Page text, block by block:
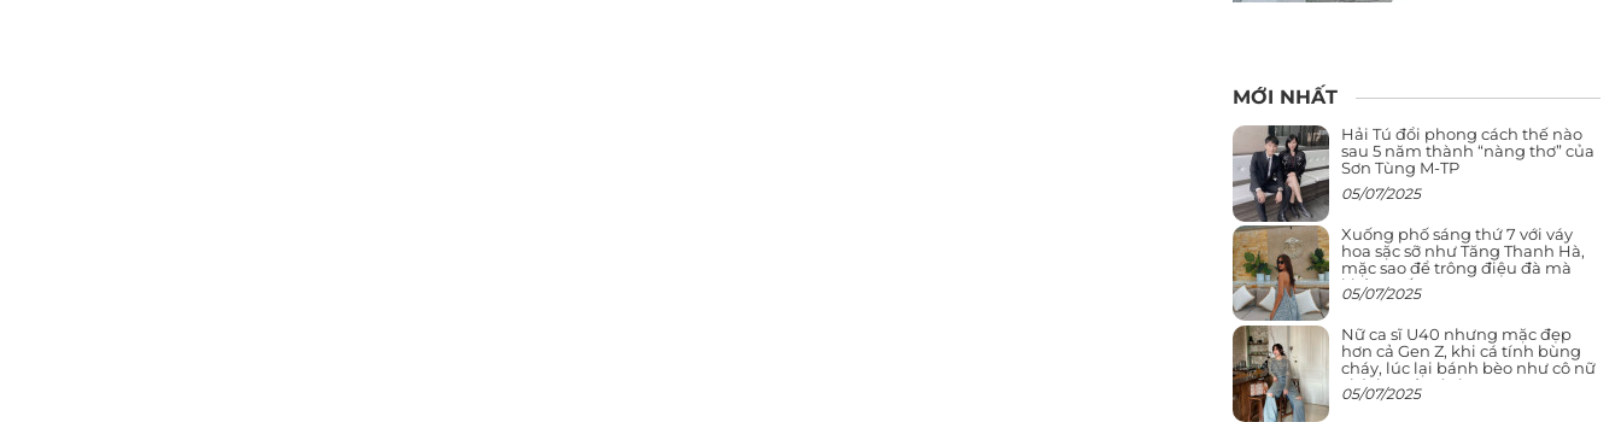
MỚI NHẤT
Hải Tú đổi phong cách thế nào
sau 5 năm thành “nàng thơ” của
Sơn Tùng M-TP
05/07/2025
Xuống phố sáng thứ 7 với váy
hoa sặc sỡ như Tăng Thanh Hà,
mặc sao để trông điệu đà mà
không sến
05/07/2025
Nữ ca sĩ U40 nhưng mặc đẹp
hơn cả Gen Z, khi cá tính bùng
cháy, lúc lại bánh bèo như cô nữ
chính ngôn tình
05/07/2025